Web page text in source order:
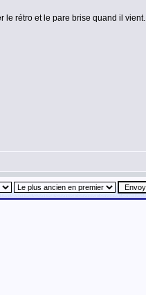
le rétro et le pare brise quand il vient.